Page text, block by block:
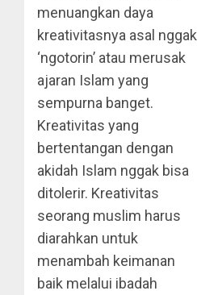
menuangkan daya
kreativitasnya asal nggak
‘ngotorin’ atau merusak
ajaran Islam yang
sempurna banget.
Kreativitas yang
bertentangan dengan
akidah Islam nggak bisa
ditolerir. Kreativitas
seorang muslim harus
diarahkan untuk
menambah keimanan
baik melalui ibadah